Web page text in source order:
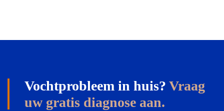
Vochtprobleem in huis? Vraag
uw gratis diagnose aan.